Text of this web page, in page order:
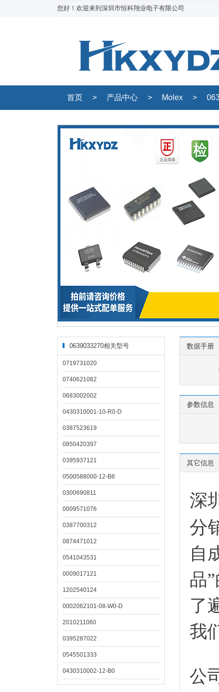
您好！欢迎来到深圳市恒科翔业电子有限公司
首页 > 产品中心 > Molex >
0639033270相关型号
0719731020
0740621082
0683002002
0430310001-10-R0-D
0387523619
0850420397
0395937121
0500588000-12-B8
0300690811
0009571076
0387700312
0874471012
0541043531
0009017121
1202540124
0002062101-08-W0-D
2010211060
0395287022
0545501333
0430310002-12-B0
数据手册
参数信息
其它信息
深
分
自
品
了
我
公